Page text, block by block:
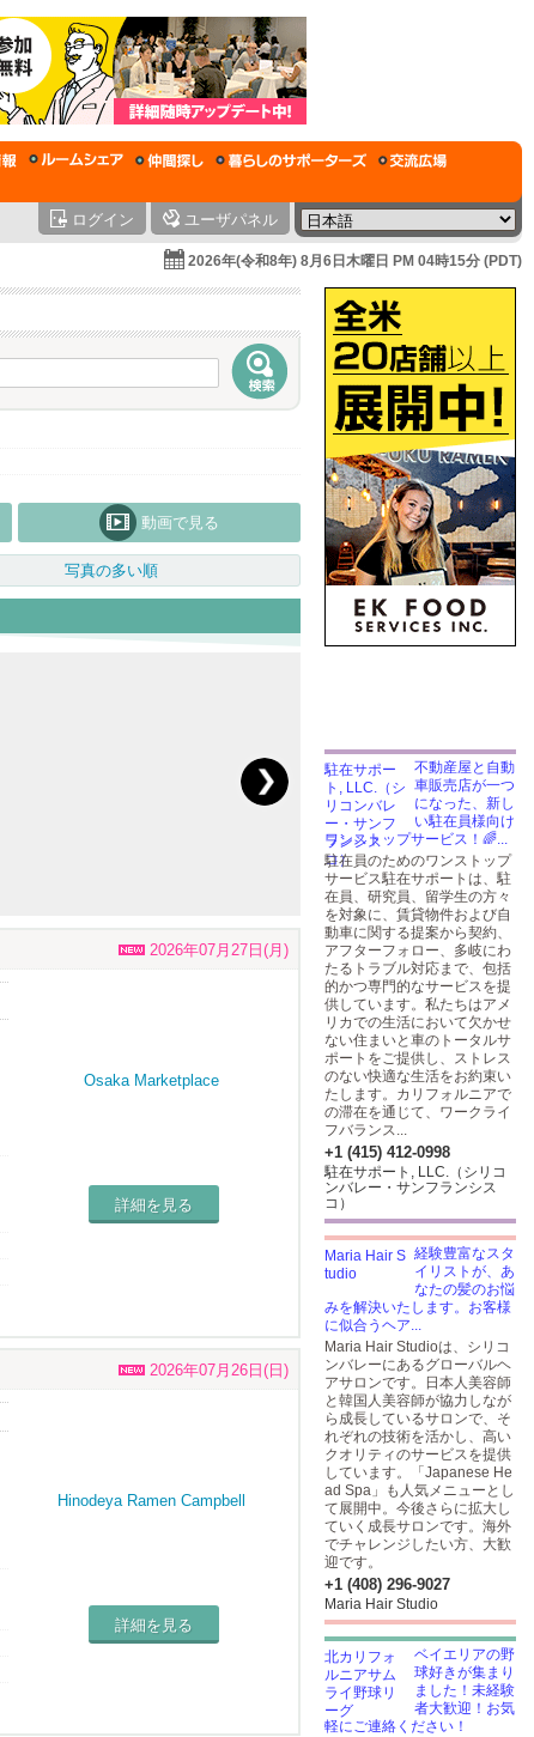
ログイン ユーザパネル
2026年(令和8年) 8月6日木曜日 PM 04時15分 (PDT)
動画で見る
写真の多い順
2026年07月27日(月)
詳細を見る
2026年07月26日(日)
詳細を見る
不動産屋と自動
車販売店が一つ
になった、新し
い駐在員様向け
ワンストップサービス！🌈...
駐在員のためのワンストップ
サービス駐在サポートは、駐
在員、研究員、留学生の方々
を対象に、賃貸物件および自
動車に関する提案から契約、
アフターフォロー、多岐にわ
たるトラブル対応まで、包括
的かつ専門的なサービスを提
供しています。私たちはアメ
リカでの生活において欠かせ
ない住まいと車のトータルサ
ポートをご提供し、ストレス
のない快適な生活をお約束い
たします。カリフォルニアで
の滞在を通じて、ワークライ
フバランス...
+1 (415) 412-0998
駐在サポート, LLC.（シリコ
ンバレー・サンフランシス
コ）
経験豊富なスタ
イリストが、あ
なたの髪のお悩
みを解決いたします。お客様
に似合うヘア...
Maria Hair Studioは、シリコ
ンバレーにあるグローバルヘ
アサロンです。日本人美容師
と韓国人美容師が協力しなが
ら成長しているサロンで、そ
れぞれの技術を活かし、高い
クオリティのサービスを提供
しています。「Japanese He
ad Spa」も人気メニューとし
て展開中。今後さらに拡大し
ていく成長サロンです。海外
でチャレンジしたい方、大歓
迎です。
+1 (408) 296-9027
Maria Hair Studio
ベイエリアの野
球好きが集まり
ました！未経験
者大歓迎！お気
軽にご連絡ください！